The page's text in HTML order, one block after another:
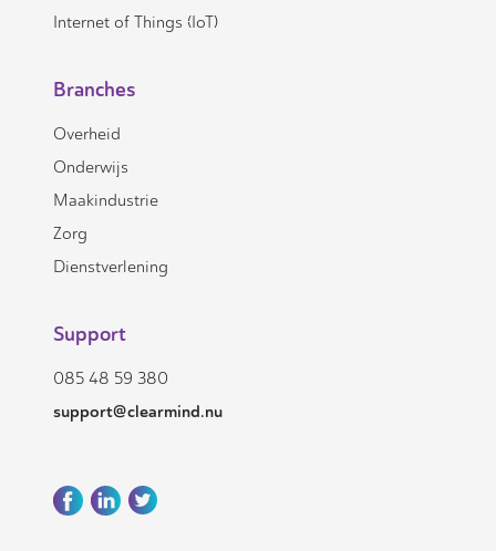
Internet of Things (IoT)
Branches
Overheid
Onderwijs
Maakindustrie
Zorg
Dienstverlening
Support
085 48 59 380
support@clearmind.nu